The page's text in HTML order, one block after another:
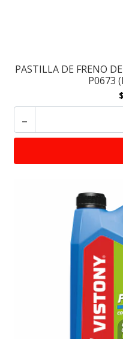
PASTILLA DE FRENO
P0673
-